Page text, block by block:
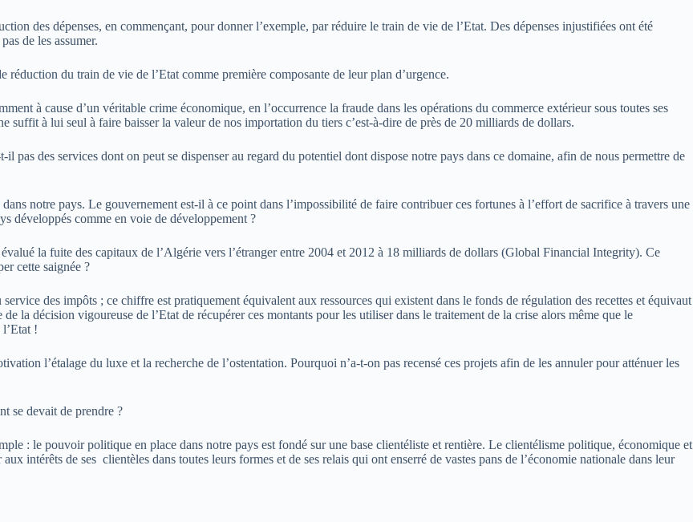
des dépenses, en commençant, pour donner l’exemple, par réduire le train de vie de l’Etat. Des dépenses injustifiées ont été
de les assumer.
du train de vie de l’Etat comme première composante de leur plan d’urgence.
à cause d’un véritable crime économique, en l’occurrence la fraude dans les opérations du commerce extérieur sous toutes ses
à lui seul à faire baisser la valeur de nos importation du tiers c’est-à-dire de près de 20 milliards de dollars.
pas des services dont on peut se dispenser au regard du potentiel dont dispose notre pays dans ce domaine, afin de nous permettre de
notre pays. Le gouvernement est-il à ce point dans l’impossibilité de faire contribuer ces fortunes à l’effort de sacrifice à travers une
développés comme en voie de développement ?
la fuite des capitaux de l’Algérie vers l’étranger entre 2004 et 2012 à 18 milliards de dollars (Global Financial Integrity). Ce
cette saignée ?
des impôts ; ce chiffre est pratiquement équivalent aux ressources qui existent dans le fonds de régulation des recettes et équivaut
la décision vigoureuse de l’Etat de récupérer ces montants pour les utiliser dans le traitement de la crise alors même que le
!
l’étalage du luxe et la recherche de l’ostentation. Pourquoi n’a-t-on pas recensé ces projets afin de les annuler pour atténuer les
se devait de prendre ?
: le pouvoir politique en place dans notre pays est fondé sur une base clientéliste et rentière. Le clientélisme politique, économique et
intérêts de ses clientèles dans toutes leurs formes et de ses relais qui ont enserré de vastes pans de l’économie nationale dans leur